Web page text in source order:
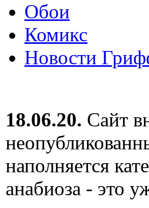
Обои
Комикс
Новости
18.06.20. Сайт
наполняется
анабиоза - это